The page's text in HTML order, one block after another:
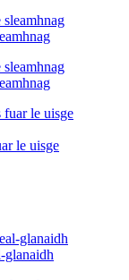
le uisge
glanaidh